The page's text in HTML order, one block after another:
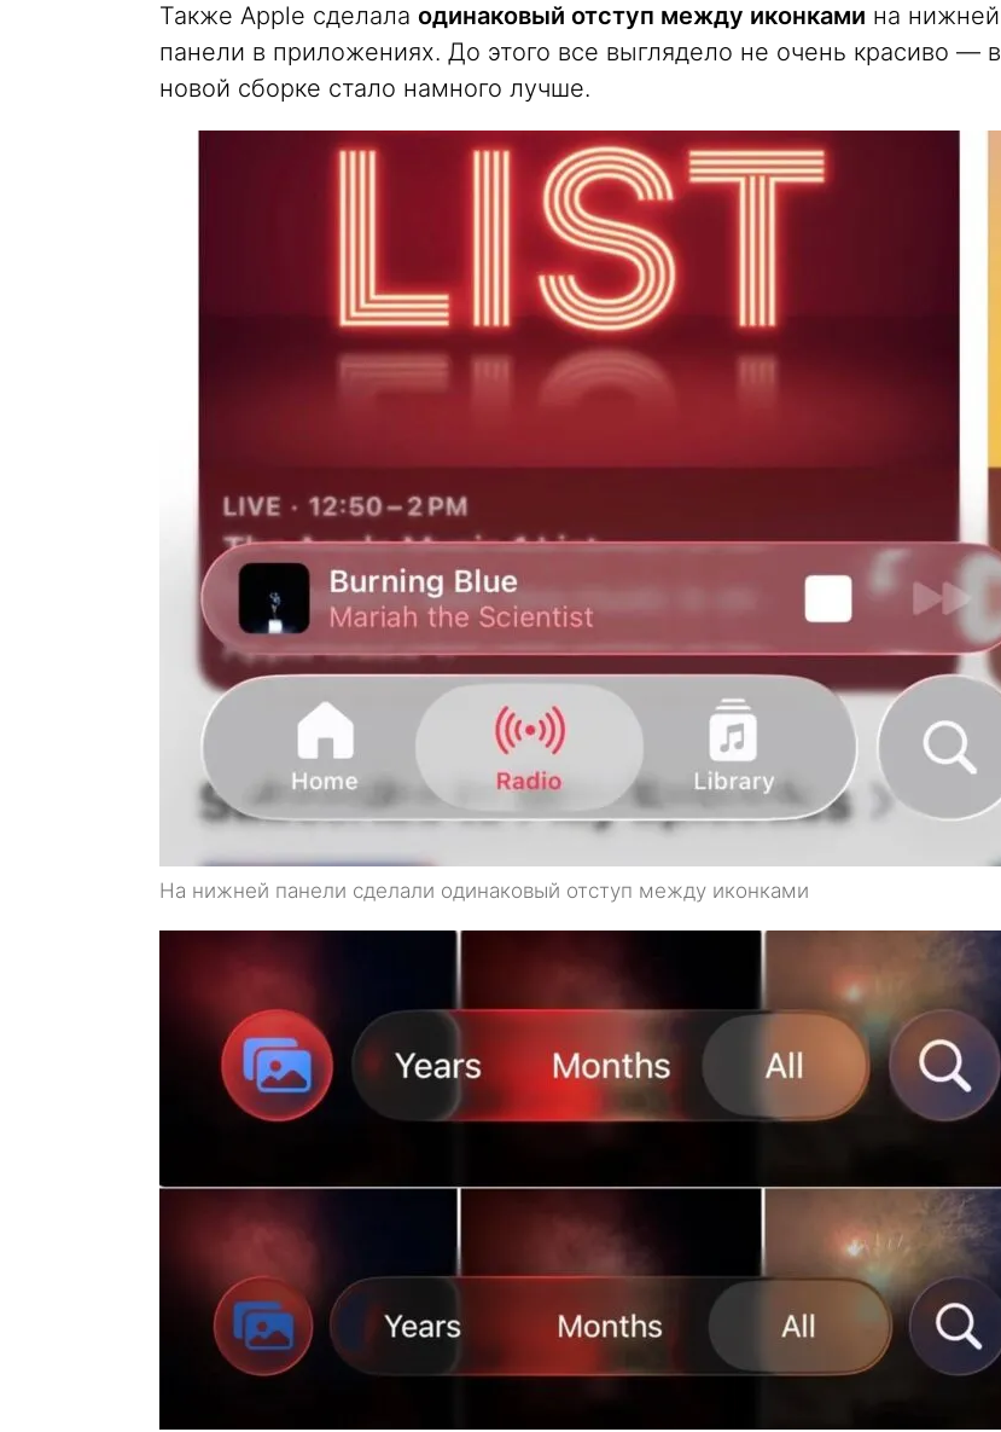
Также Apple сделала одинаковый отступ между иконками на нижней
панели в приложениях. До этого все выглядело не очень красиво — в
новой сборке стало намного лучше.
На нижней панели сделали одинаковый отступ между иконками